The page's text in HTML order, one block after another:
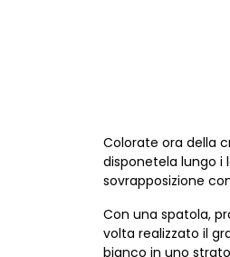
Colorate ora della
disponetela lungo i
sovrapposizione
Con una spatola,
volta realizzato il
bianco in uno